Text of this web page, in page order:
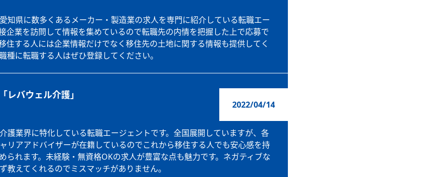
知県に数多くあるメーカー・製造業の求人を専門に紹介している転職エー
企業を訪問して情報を集めているので転職先の内情を把握した上で応募で
住する人には企業情報だけでなく移住先の土地に関する情報も提供してく
種に転職する人はぜひ登録してください。
レバウェル介護」
2022/04/14
護業界に特化している転職エージェントです。全国展開していますが、各
リアアドバイザーが在籍しているのでこれから移住する人でも安心感を持
られます。未経験・無資格OKの求人が豊富な点も魅力です。ネガティブな
教えてくれるのでミスマッチがありません。